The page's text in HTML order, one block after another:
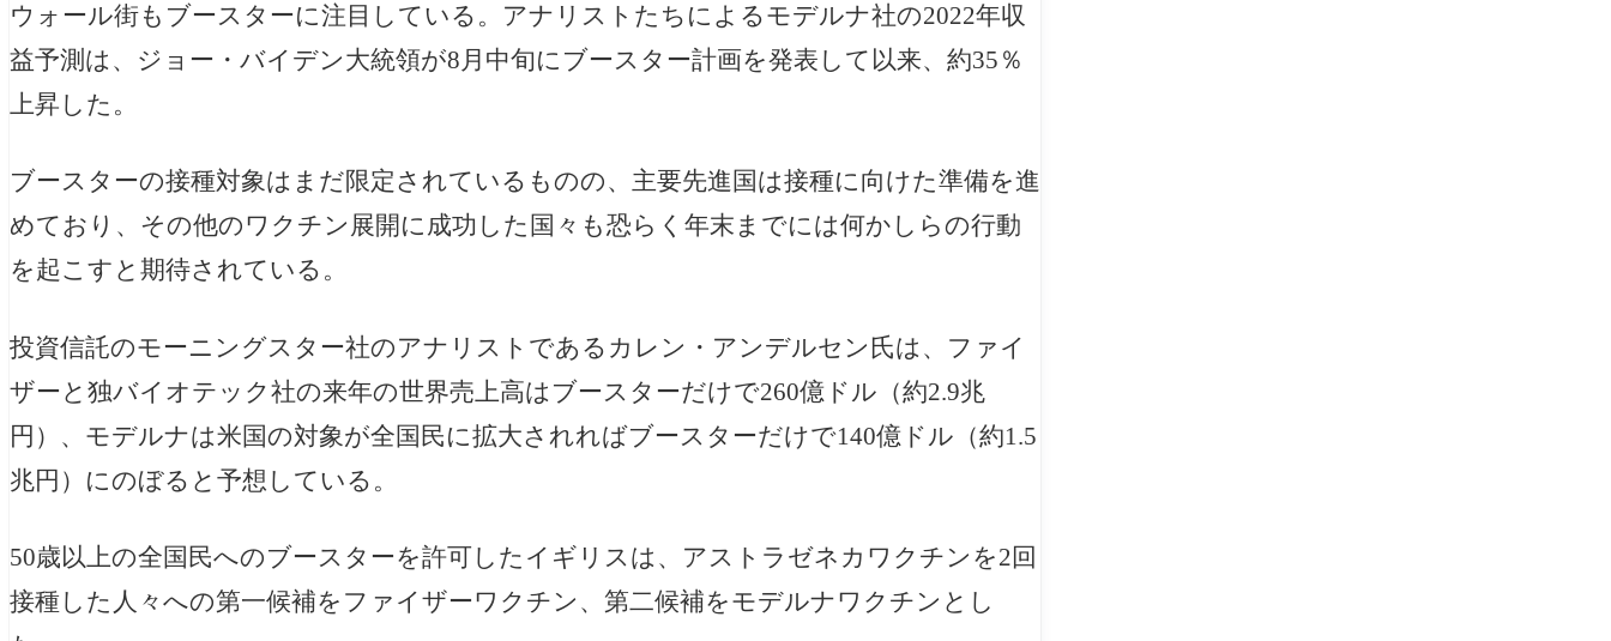
ウォール街もブースターに注目している。アナリストたちによるモデルナ社の2022年収
益予測は、ジョー・バイデン大統領が8月中旬にブースター計画を発表して以来、約35％
上昇した。
ブースターの接種対象はまだ限定されているものの、主要先進国は接種に向けた準備を進
めており、その他のワクチン展開に成功した国々も恐らく年末までには何かしらの行動
を起こすと期待されている。
投資信託のモーニングスター社のアナリストであるカレン・アンデルセン氏は、ファイ
ザーと独バイオテック社の来年の世界売上高はブースターだけで260億ドル（約2.9兆
円）、モデルナは米国の対象が全国民に拡大されればブースターだけで140億ドル（約1.5
兆円）にのぼると予想している。
50歳以上の全国民へのブースターを許可したイギリスは、アストラゼネカワクチンを2回
接種した人々への第一候補をファイザーワクチン、第二候補をモデルナワクチンとし